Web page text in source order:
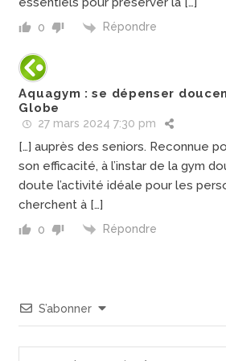
S’abonner
0 Répondre
Aquagym : se dépenser
Globe
27 mars 2024 7:30 pm
[…] auprès des seniors. Reconnue
son efficacité, à l’instar de la gym
doute l’activité idéale pour les
cherchent à […]
0 Répondre